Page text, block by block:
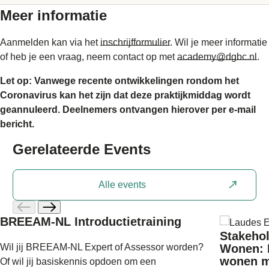
Meer informatie
Aanmelden kan via het inschrijfformulier. Wil je meer informatie
of heb je een vraag, neem contact op metacademy@dgbc.nl .
Let op: Vanwege recente ontwikkelingen rondom het
Coronavirus kan het zijn dat deze praktijkmiddag wordt
geannuleerd. Deelnemers ontvangen hierover per e-mail
bericht.
Gerelateerde Events
Alle events
BREEAM-NL Introductietraining
Wil jij BREEAM-NL Expert of Assessor worden?
Of wil jij basiskennis opdoen om een
Wonen:
wonen